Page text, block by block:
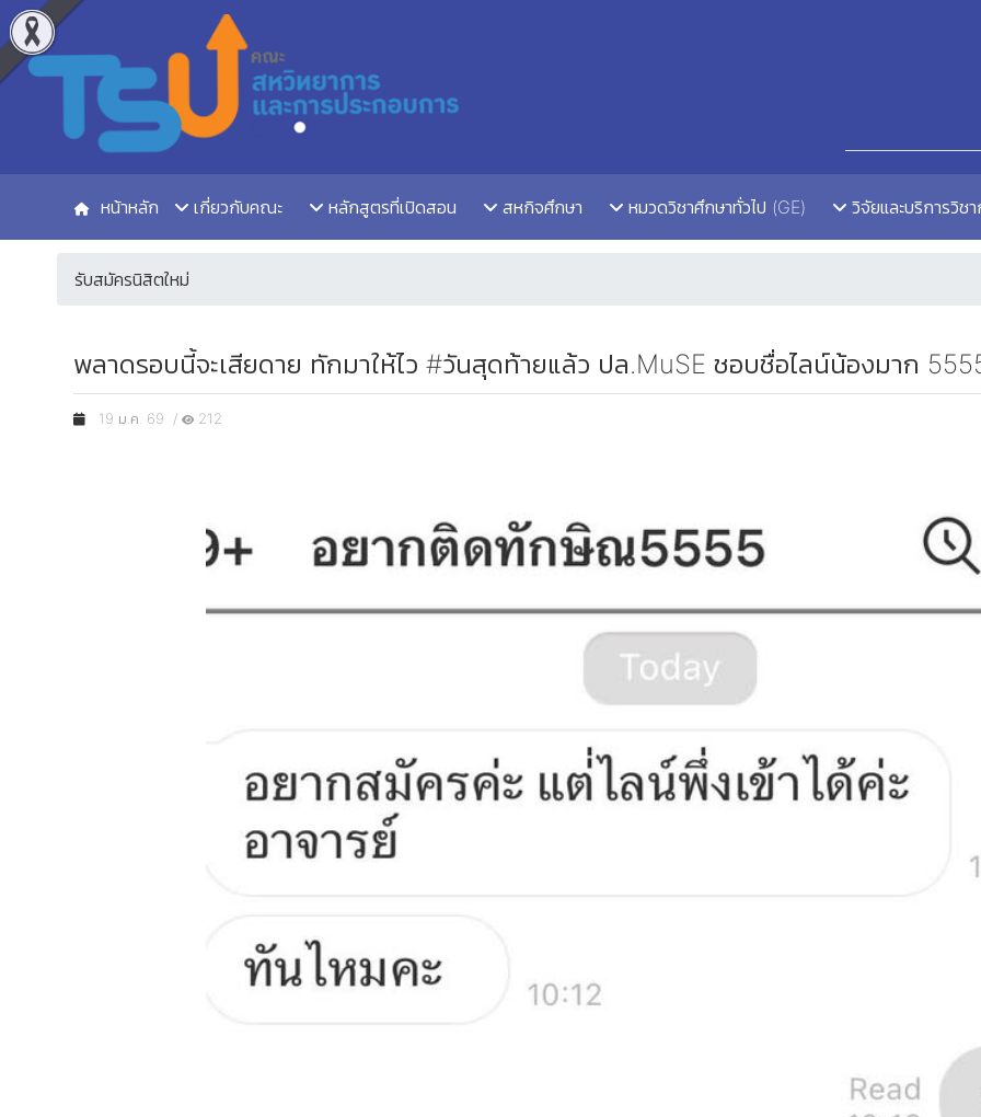
หน้าหลัก เกี่ยวกับคณะ หลักสูตรที่เปิดสอน สหกิจศึกษา หมวดวิชาศึกษาทั่วไป (GE) วิจัยและบริการวิชา
รับสมัครนิสิตใหม่
พลาดรอบนี้จะเสียดาย ทักมาให้ไว #วันสุดท้ายแล้ว ปล.MuSE ชอบชื่อไลน์น้องมาก
19 ม.ค. 69 / 212